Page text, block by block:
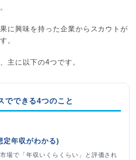
に興味を持った企業からスカウトが
。
主に以下の4つです。
でできる4つのこと
定年収がわかる)
場で「年収いくらくらい」と評価され